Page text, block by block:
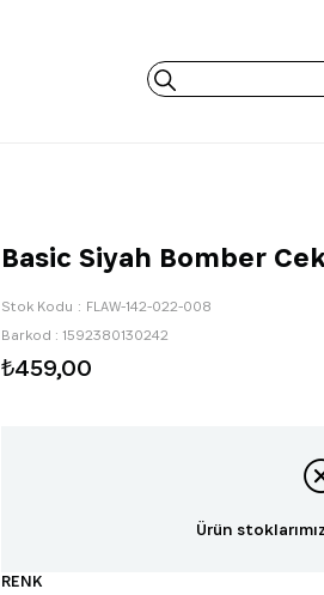
Basic Siyah Bomber
Stok Kodu
FLAW-142-022-008
Barkod : 1592380130242
₺459,00
Ürün
RENK